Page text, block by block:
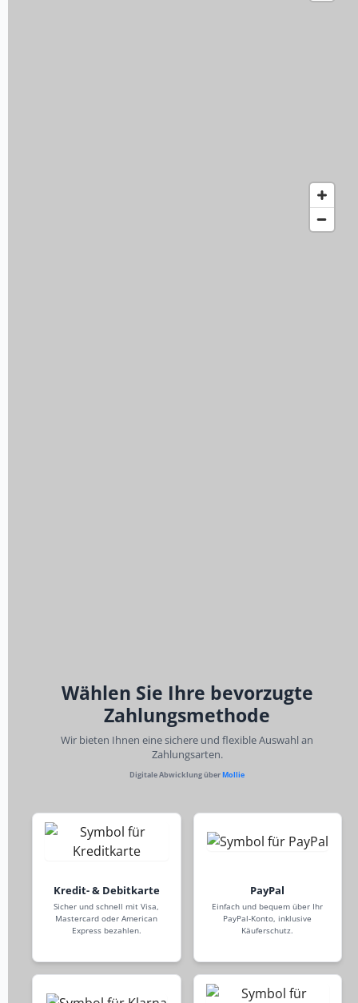
Wählen Sie Ihre bevorzugte
Zahlungsmethode
Wir bieten Ihnen eine sichere und flexible Auswahl an
Zahlungsarten.
Digitale Abwicklung überMollie
Kredit- & Debitkarte
Sicher und schnell mit Visa,
Mastercard oder American
Express bezahlen.
PayPal
Einfach und bequem über Ihr
PayPal-Konto, inklusive
Käuferschutz.